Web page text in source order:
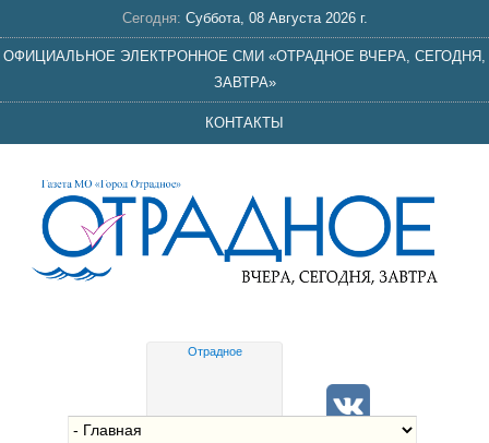
Сегодня: Суббота, 08 Августа 2026 г.
ОФИЦИАЛЬНОЕ ЭЛЕКТРОННОЕ СМИ «ОТРАДНОЕ ВЧЕРА, СЕГОДНЯ,
ЗАВТРА»
КОНТАКТЫ
Отрадное